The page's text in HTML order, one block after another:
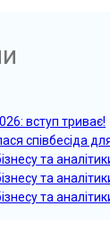
вступ триває!
співбесіда
та
та
та